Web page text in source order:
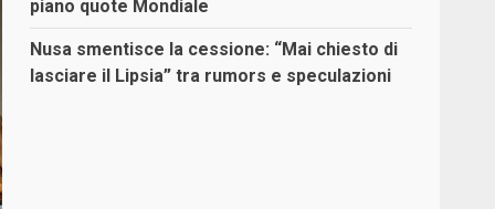
piano quote Mondiale
Nusa smentisce la cessione: “Mai chiesto di
lasciare il Lipsia” tra rumors e speculazioni